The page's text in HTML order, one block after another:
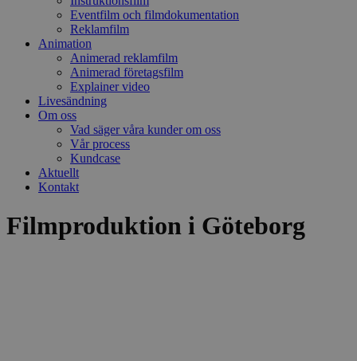
Eventfilm och filmdokumentation
Reklamfilm
Animation
Animerad reklamfilm
Animerad företagsfilm
Explainer video
Livesändning
Om oss
Vad säger våra kunder om oss
Vår process
Kundcase
Aktuellt
Kontakt
Filmproduktion i Göteborg